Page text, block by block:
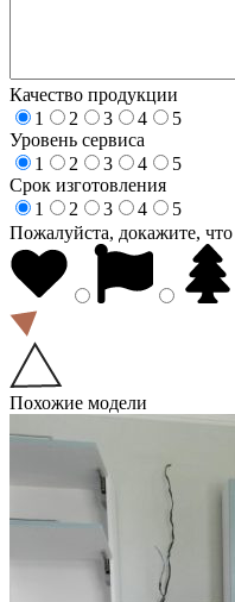
Качество продукции
1
2 3 4
5
Уровень сервиса
1
2 3 4
5
Срок изготовления
1
2 3 4
5
Пожалуйста, докажите,
Похожие модели